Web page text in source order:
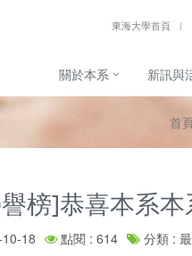
東海大學首頁
關於本系 新訊與
首
榜]恭喜本系
18 點閱 : 614 分類 :